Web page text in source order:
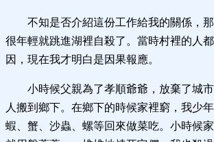
不知是否介紹這份工作給我的關係，
很年輕就跳進湖裡自殺了。當時村裡的人
因，現在我才明白是因果報應。
小時候父親為了孝順爺爺，放棄了城
人搬到鄉下。在鄉下的時候家裡窮，我少
蝦、蟹、沙蟲、螺等回來做菜吃。小時候